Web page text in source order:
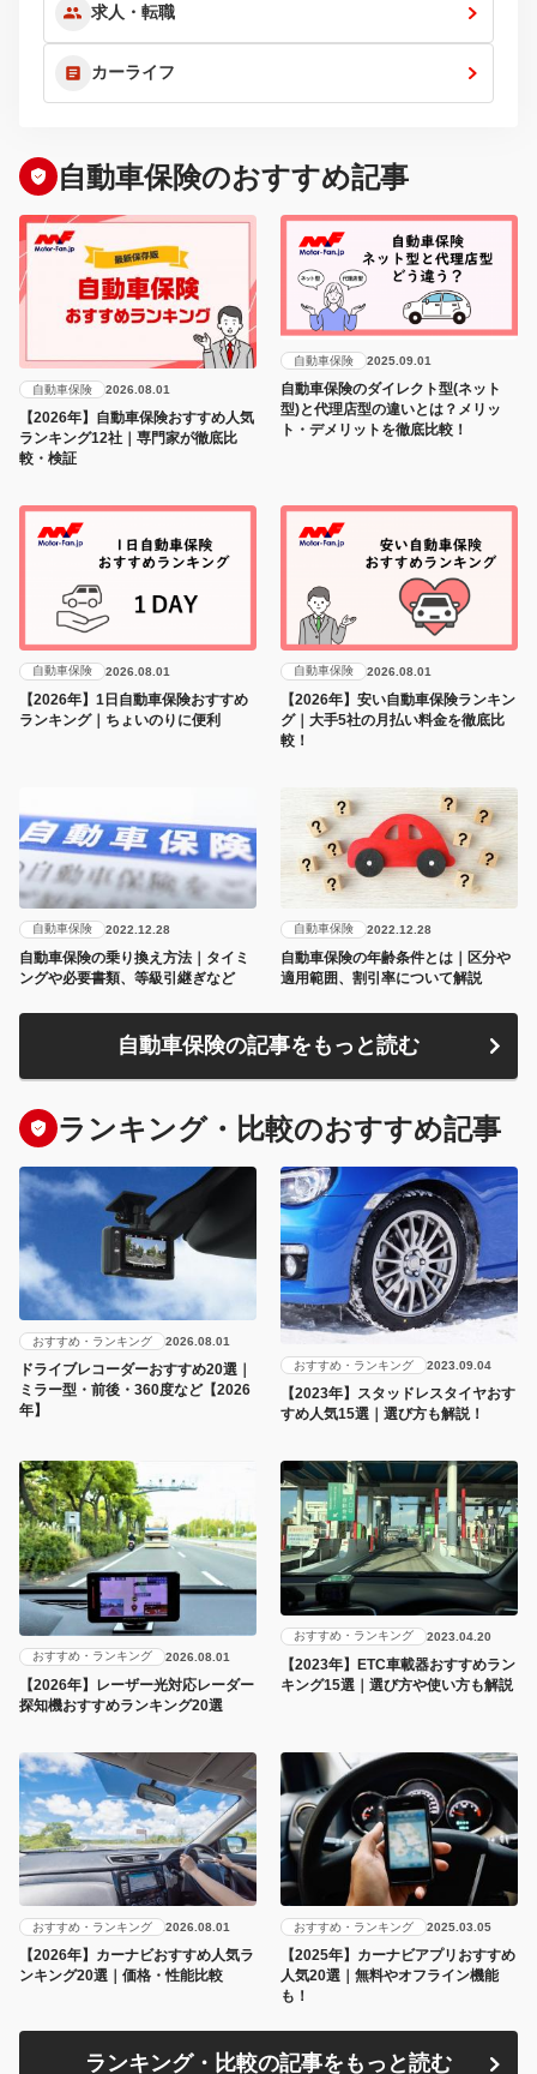
求人・転職
カーライフ
自動車保険のおすすめ記事
自動車保険 2026.08.01
【2026年】自動車保険おすすめ人気
ランキング12社｜専門家が徹底比
較・検証
自動車保険 2025.09.01
自動車保険のダイレクト型(ネット
型)と代理店型の違いとは？メリッ
ト・デメリットを徹底比較！
自動車保険 2026.08.01
【2026年】1日自動車保険おすすめ
ランキング｜ちょいのりに便利
自動車保険 2026.08.01
【2026年】安い自動車保険ランキン
グ｜大手5社の月払い料金を徹底比
較！
自動車保険 2022.12.28
自動車保険の乗り換え方法｜タイミ
ングや必要書類、等級引継ぎなど
自動車保険 2022.12.28
自動車保険の年齢条件とは｜区分や
適用範囲、割引率について解説
自動車保険の記事をもっと読む
ランキング・比較のおすすめ記事
おすすめ・ランキング 2026.08.01
ドライブレコーダーおすすめ20選｜
ミラー型・前後・360度など【2026
年】
おすすめ・ランキング 2023.09.04
【2023年】スタッドレスタイヤおす
すめ人気15選｜選び方も解説！
おすすめ・ランキング 2026.08.01
【2026年】レーザー光対応レーダー
探知機おすすめランキング20選
おすすめ・ランキング 2023.04.20
【2023年】ETC車載器おすすめラン
キング15選｜選び方や使い方も解説
おすすめ・ランキング 2026.08.01
【2026年】カーナビおすすめ人気ラ
ンキング20選｜価格・性能比較
おすすめ・ランキング 2025.03.05
【2025年】カーナビアプリおすすめ
人気20選｜無料やオフライン機能
も！
ランキング・比較の記事をもっと読む